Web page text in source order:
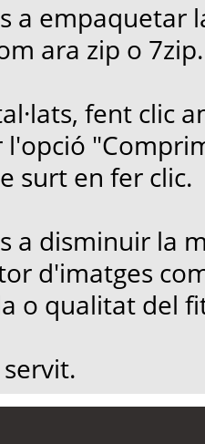
a empaquetar
ara zip o 7zip.
fent clic
surt en fer clic.
a disminuir la
d'imatges
o qualitat del